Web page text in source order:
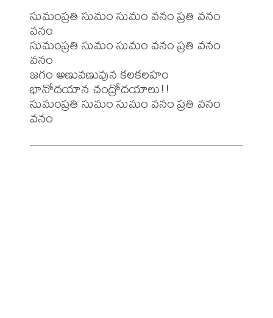
సుమంప్రతి సుమం సుమం వనం ప్రతి వనం
వనం
సుమంప్రతి సుమం సుమం వనం ప్రతి వనం
వనం
జగం అణువణువున కలకలహం
భానోదయాన చంద్రోదయాలు!!
సుమంప్రతి సుమం సుమం వనం ప్రతి వనం